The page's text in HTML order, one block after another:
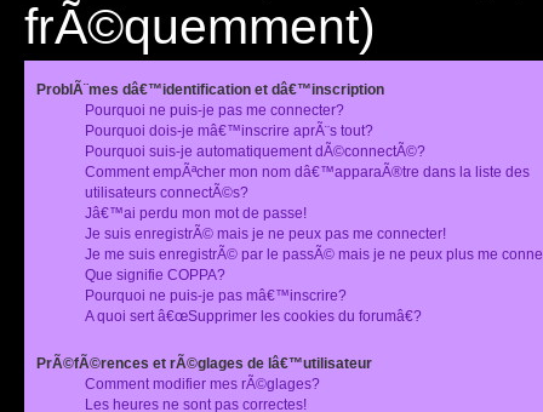
frÃ©quemment)
ProblÃ¨mes dâ€™identification et dâ€™inscription
Pourquoi ne puis-je pas me connecter?
Pourquoi dois-je mâ€™inscrire aprÃ¨s tout?
Pourquoi suis-je automatiquement dÃ©connectÃ©?
Comment empÃªcher mon nom dâ€™apparaÃ®tre dans la liste des
utilisateurs connectÃ©s?
Jâ€™ai perdu mon mot de passe!
Je suis enregistrÃ© mais je ne peux pas me connecter!
Je me suis enregistrÃ© par le passÃ© mais je ne peux plus me
Que signifie COPPA?
Pourquoi ne puis-je pas mâ€™inscrire?
A quoi sert â€œSupprimer les cookies du forumâ€?
PrÃ©fÃ©rences et rÃ©glages de lâ€™utilisateur
Comment modifier mes rÃ©glages?
Les heures ne sont pas correctes!